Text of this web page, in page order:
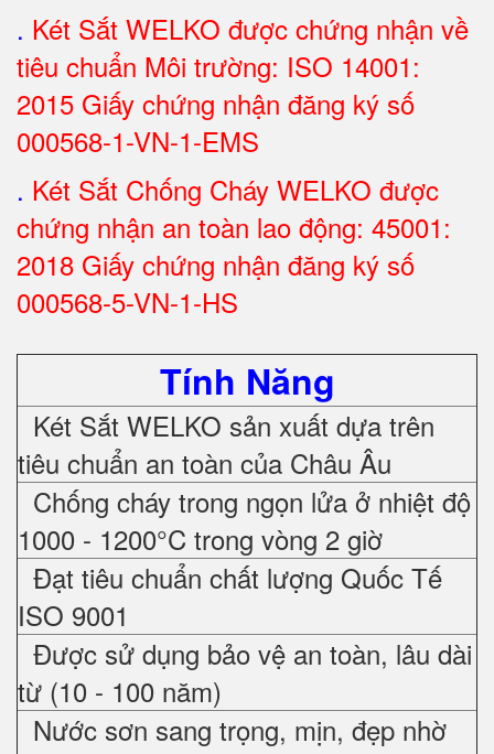
. Két Sắt WELKO được chứng nhận về
tiêu chuẩn Môi trường: ISO 14001:
2015 Giấy chứng nhận đăng ký số
000568-1-VN-1-EMS
. Két Sắt Chống Cháy WELKO được
chứng nhận an toàn lao động: 45001:
2018 Giấy chứng nhận đăng ký số
000568-5-VN-1-HS
Tính Năng
Két Sắt WELKO sản xuất dựa trên
tiêu chuẩn an toàn của Châu Âu
Chống cháy trong ngọn lửa ở nhiệt độ
1000 - 1200°C trong vòng 2 giờ
Đạt tiêu chuẩn chất lượng Quốc Tế
ISO 9001
Được sử dụng bảo vệ an toàn, lâu dài
từ (10 - 100 năm)
Nước sơn sang trọng, mịn, đẹp nhờ